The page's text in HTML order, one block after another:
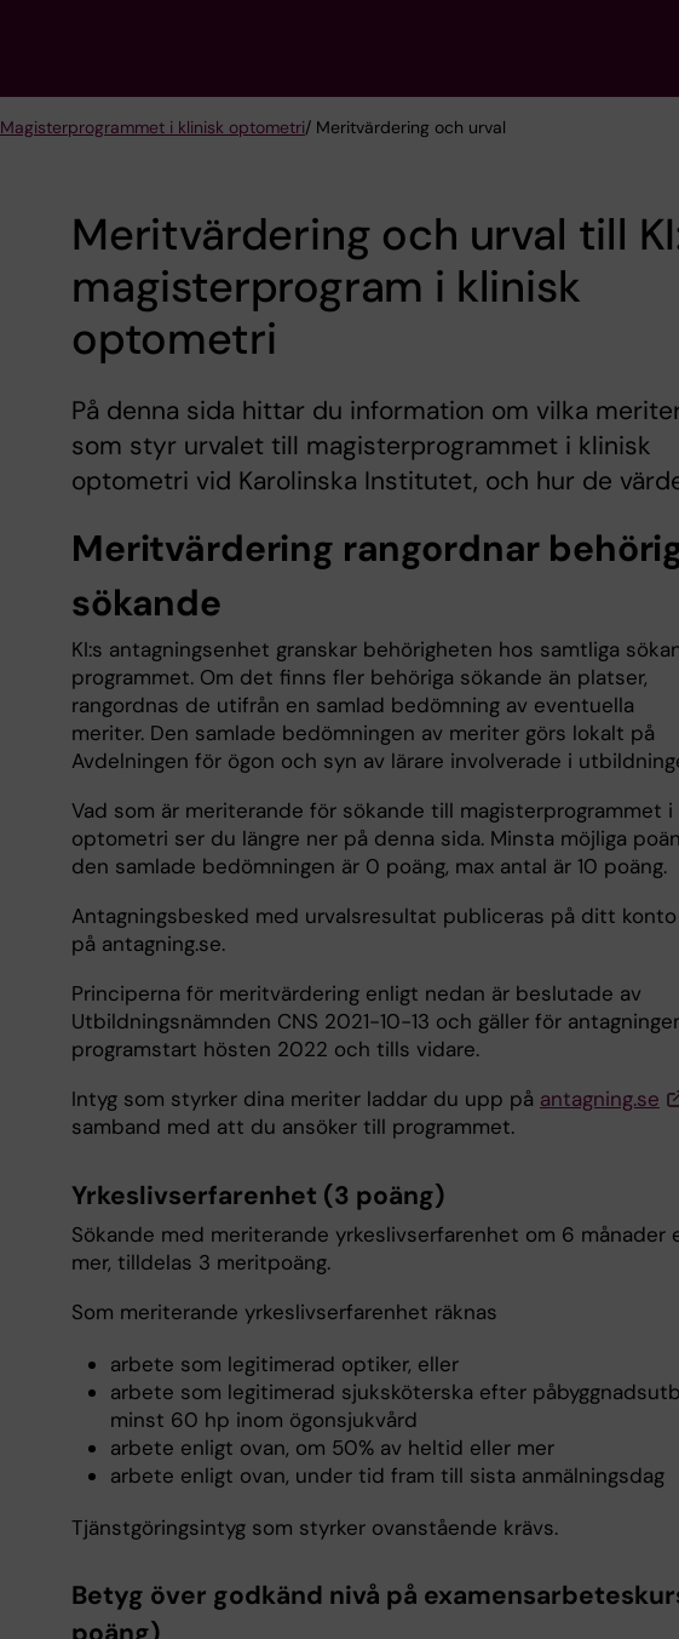
Magisterprogrammet i klinisk optometri/ Meritvärdering och urval
Meritvärdering och urval till
magisterprogram i klinisk
optometri
På denna sida hittar du information om vilka
som styr urvalet till magisterprogrammet i klinisk
optometri vid Karolinska Institutet, och hur de
Meritvärdering rangordnar
sökande
KI:s antagningsenhet granskar behörigheten hos samtliga
programmet. Om det finns fler behöriga sökande än platser,
rangordnas de utifrån en samlad bedömning av eventuella
meriter. Den samlade bedömningen av meriter görs lokalt på
Avdelningen för ögon och syn av lärare involverade i
Vad som är meriterande för sökande till magisterprogrammet i
optometri ser du längre ner på denna sida. Minsta möjliga
den samlade bedömningen är 0 poäng, max antal är 10 poäng.
Antagningsbesked med urvalsresultat publiceras på ditt konto
på antagning.se.
Principerna för meritvärdering enligt nedan är beslutade av
Utbildningsnämnden CNS 2021-10-13 och gäller för
programstart hösten 2022 och tills vidare.
Intyg som styrker dina meriter laddar du upp på antagning.se
samband med att du ansöker till programmet.
Yrkeslivserfarenhet (3 poäng)
Sökande med meriterande yrkeslivserfarenhet om 6 månader
mer, tilldelas 3 meritpoäng.
Som meriterande yrkeslivserfarenhet räknas
arbete som legitimerad optiker, eller
arbete som legitimerad sjuksköterska efter
minst 60 hp inom ögonsjukvård
arbete enligt ovan, om 50% av heltid eller mer
arbete enligt ovan, under tid fram till sista anmälningsdag
Tjänstgöringsintyg som styrker ovanstående krävs.
Betyg över godkänd nivå på